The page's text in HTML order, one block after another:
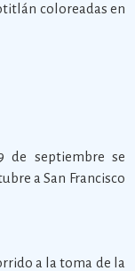
coloreadas en
de septiembre se
a San Francisco
a la toma de la